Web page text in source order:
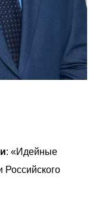
: «Идейные
Российского